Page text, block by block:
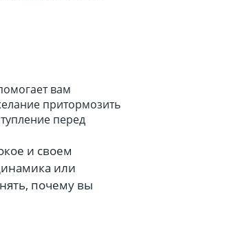
вам
притормозить
перед
и своем
или
почему вы